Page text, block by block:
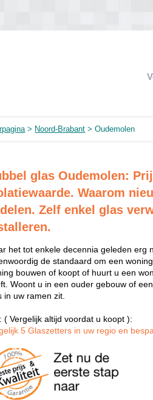
> Noord-Brabant > Oudemolen
glas Oudemolen:
Waarom
Zelf enkel glas
het tot enkele decennia geleden erg
de standaard om een
bouwen of koopt of huurt u een
Woont u in een ouder gebouw of
in uw ramen zit.
( Vergelijk altijd voordat u koopt ):
5 Glaszetters in uw regio en